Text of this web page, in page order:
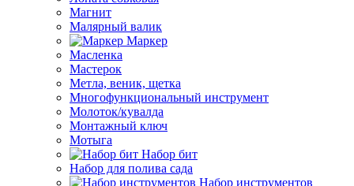
Магнит
Малярный валик
Маркер
Масленка
Мастерок
Метла, веник, щетка
Многофункциональный инструмент
Молоток/кувалда
Монтажный ключ
Мотыга
Набор бит
Набор для полива сада
Набор инструментов